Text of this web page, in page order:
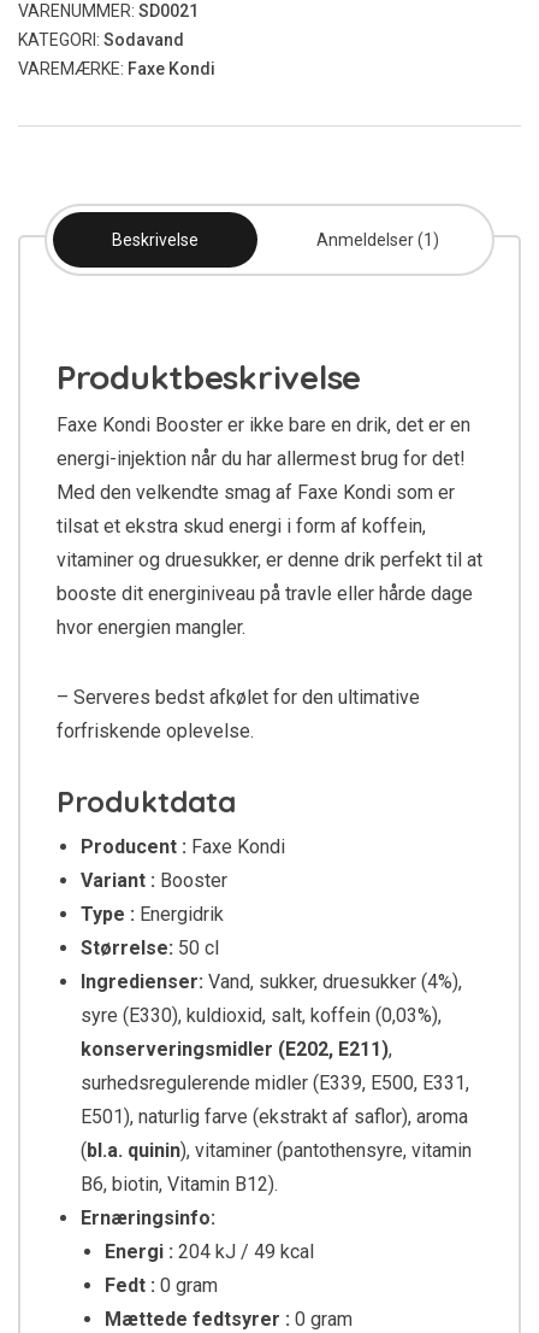
VARENUMMER: SD0021
KATEGORI: Sodavand
VAREMÆRKE: Faxe Kondi
Beskrivelse Anmeldelser (1)
Produktbeskrivelse
Faxe Kondi Booster er ikke bare en drik, det er en
energi-injektion når du har allermest brug for det!
Med den velkendte smag af Faxe Kondi som er
tilsat et ekstra skud energi i form af koffein,
vitaminer og druesukker, er denne drik perfekt til at
booste dit energiniveau på travle eller hårde dage
hvor energien mangler.
– Serveres bedst afkølet for den ultimative
forfriskende oplevelse.
Produktdata
Producent : Faxe Kondi
Variant : Booster
Type : Energidrik
Størrelse: 50 cl
Ingredienser: Vand, sukker, druesukker (4%),
syre (E330), kuldioxid, salt, koffein (0,03%),
konserveringsmidler (E202, E211),
surhedsregulerende midler (E339, E500, E331,
E501), naturlig farve (ekstrakt af saflor), aroma
(bl.a. quinin), vitaminer (pantothensyre, vitamin
B6, biotin, Vitamin B12).
Ernæringsinfo:
Energi : 204 kJ / 49 kcal
Fedt : 0 gram
Mættede fedtsyrer : 0 gram